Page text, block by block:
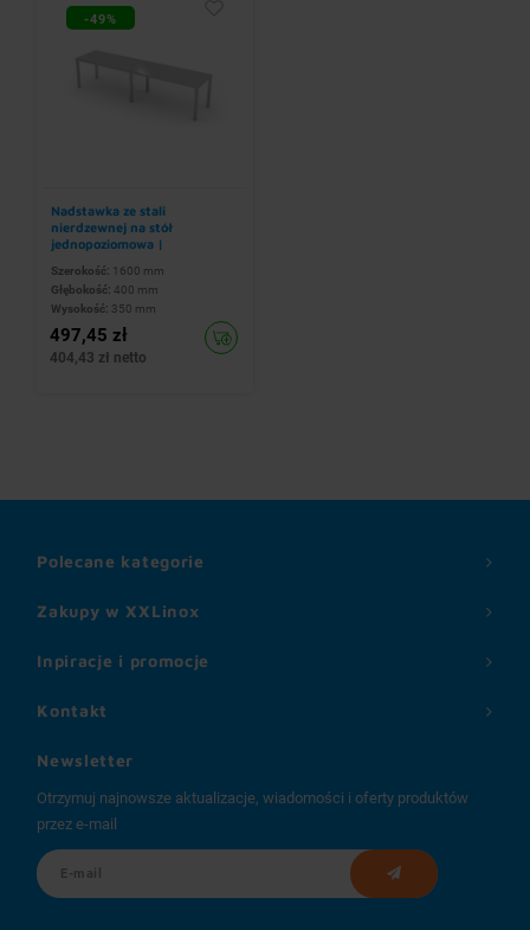
-49%
Nadstawka ze stali
nierdzewnej na stół
jednopoziomowa |
Szerokość: 1600 mm
Głębokość: 400 mm
Wysokość: 350 mm
497,45 zł
404,43 zł netto
Zakupy w XXLinox
Inpiracje i promocje
Polecane kategorie
Kontakt
Newsletter
Otrzymuj najnowsze aktualizacje, wiadomości i oferty produktów
przez e-mail